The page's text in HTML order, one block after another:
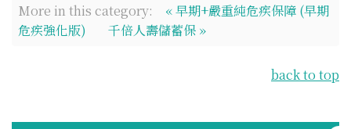
More in this category:
« 早期+嚴重純危疾保障 (早期
危疾強化版)
千倍人壽儲蓄保 »
back to top